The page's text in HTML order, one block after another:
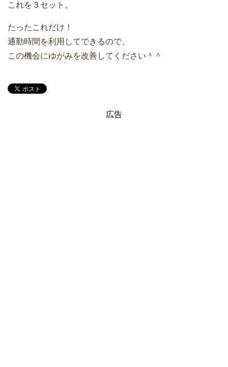
これを３セット。
たったこれだけ！
通勤時間を利用してできるので、
この機会にゆがみを改善してください＾＾
広告